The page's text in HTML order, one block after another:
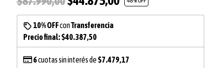
10% OFFconTransferencia
Precio final:$40.387,50
6cuotas sin interés de $7.479,17